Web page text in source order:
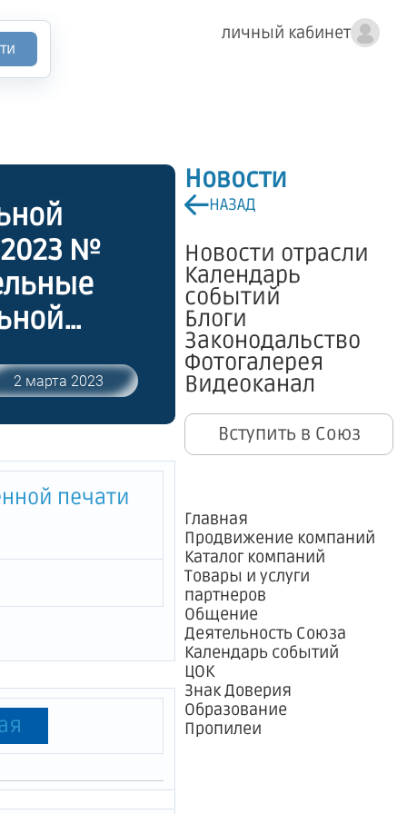
личный кабинет
Новости
НАЗАД
Новости отрасли
Календарь
событий
Блоги
Законодальство
Фотогалерея
Видеоканал
Вступить в Союз
Главная
Продвижение компаний
Каталог компаний
Товары и услуги
партнеров
Общение
Деятельность Союза
Календарь событий
ЦОК
Знак Доверия
Образование
Пропилеи
№
2 марта 2023
печати